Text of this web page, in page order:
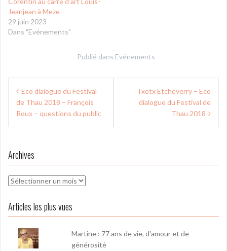
Jeanjean à Meze
29 juin 2023
Dans "Evénements"
Publié dans Evénements
Navigation
de
l’article
Eco dialogue du Festival
de Thau 2018 – François
Roux – questions du public
Txetx Etcheverry – Eco
dialogue du Festival de
Thau 2018
Archives
Archives
Articles les plus vues
Martine : 77 ans de vie, d'amour et de
générosité